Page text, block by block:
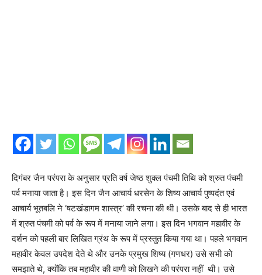
दिगंबर जैन परंपरा के अनुसार प्रति वर्ष जेष्ठ शुक्ल पंचमी तिथि को श्रुत पंचमी
पर्व मनाया जाता है। इस दिन जैन आचार्य धरसेन के शिष्य आचार्य पुष्पदंत एवं
आचार्य भूतबलि ने ‘षटखंडागम शास्त्र’ की रचना की थी। उसके बाद से ही भारत
में श्रुत पंचमी को पर्व के रूप में मनाया जाने लगा। इस दिन भगवान महावीर के
दर्शन को पहली बार लिखित ग्रंथ के रूप में प्रस्तुत किया गया था। पहले भगवान
महावीर केवल उपदेश देते थे और उनके प्रमुख शिष्य (गणधर) उसे सभी को
समझाते थे, क्योंकि तब महावीर की वाणी को लिखने की परंपरा नहीं थी। उसे